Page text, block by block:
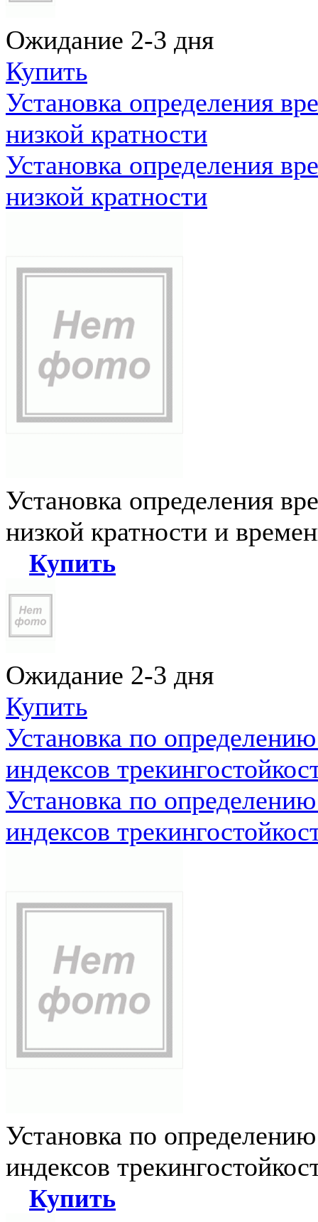
Ожидание 2-3 дня
Купить
Установка определения
низкой кратности
Установка определения
низкой кратности
Установка определения
низкой кратности и
Купить
Ожидание 2-3 дня
Купить
Установка по
индексов
Установка по
индексов
Установка по
индексов
Купить